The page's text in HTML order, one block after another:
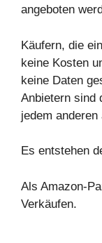
angeboten
Käufern, die
keine Kosten
keine Daten
Anbietern sind
jedem anderen
Es entstehen
Als Amazon-
Verkäufen.